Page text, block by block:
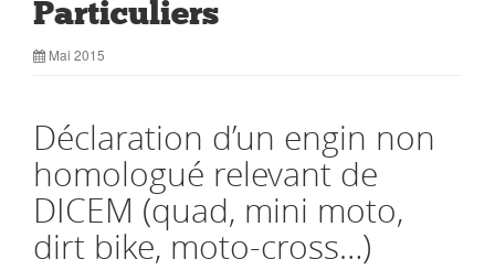
Particuliers
Mai 2015
Déclaration d’un engin non
homologué relevant de
DICEM (quad, mini moto,
dirt bike, moto-cross…)